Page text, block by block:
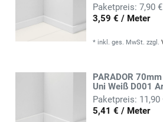
7,90
3,59 € / Meter
* inkl. ges. MwSt. zzgl.
PARADOR
Uni Weiß D001
11,90
5,41 € / Meter